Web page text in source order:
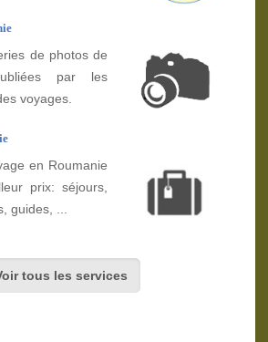
de photos de
par les
voyages.
en Roumanie
prix: séjours,
guides, ...
tous les services